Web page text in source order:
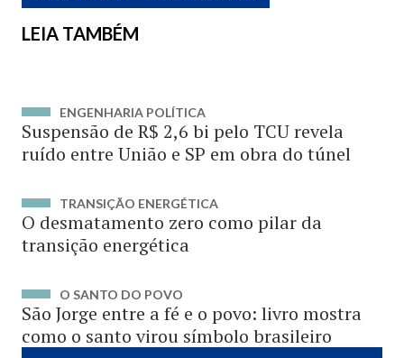
LEIA TAMBÉM
ENGENHARIA POLÍTICA
Suspensão de R$ 2,6 bi pelo TCU revela
ruído entre União e SP em obra do túnel
TRANSIÇÃO ENERGÉTICA
O desmatamento zero como pilar da
transição energética
O SANTO DO POVO
São Jorge entre a fé e o povo: livro mostra
como o santo virou símbolo brasileiro